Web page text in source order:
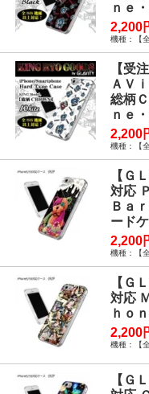
ｎｅ
2,200
機種：【
【受
ＡＶ
総柄
ｎｅ
2,200
機種：【
【Ｇ
対応
Ｂａ
ード
2,200
機種：【
【Ｇ
対応
ｈｏ
2,200
機種：【
【Ｇ